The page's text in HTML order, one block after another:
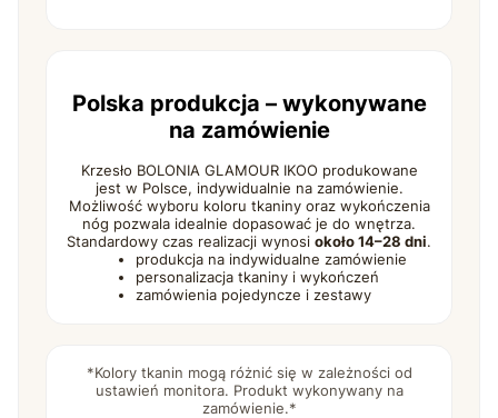
Polska produkcja – wykonywane
na zamówienie
Krzesło BOLONIA GLAMOUR IKOO produkowane
jest w Polsce, indywidualnie na zamówienie.
Możliwość wyboru koloru tkaniny oraz wykończenia
nóg pozwala idealnie dopasować je do wnętrza.
Standardowy czas realizacji wynosi około 14–28 dni.
produkcja na indywidualne zamówienie
personalizacja tkaniny i wykończeń
zamówienia pojedyncze i zestawy
*Kolory tkanin mogą różnić się w zależności od
ustawień monitora. Produkt wykonywany na
zamówienie.*